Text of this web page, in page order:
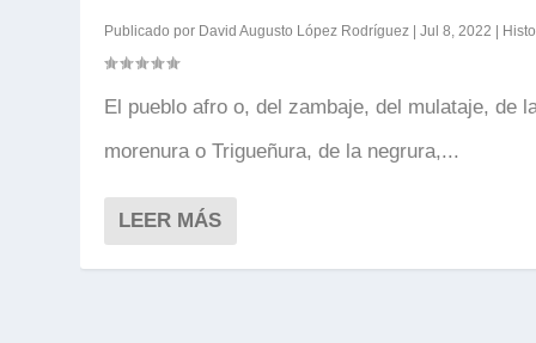
Publicado por David Augusto López Rodríguez |Jul 8, 2022 |
El pueblo afro o, del zambaje, del mulataje, de
morenura o Trigueñura, de la negrura,...
LEER MÁS